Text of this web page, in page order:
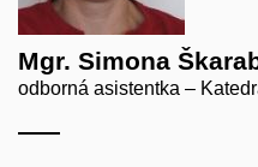
Mgr. Simona
odborná asistentka –